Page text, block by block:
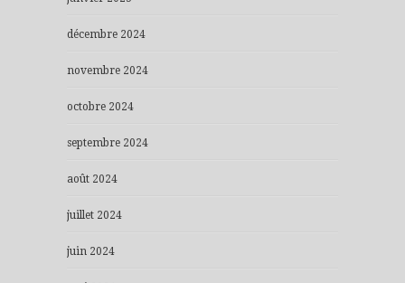
décembre 2024
novembre 2024
octobre 2024
septembre 2024
août 2024
juillet 2024
juin 2024